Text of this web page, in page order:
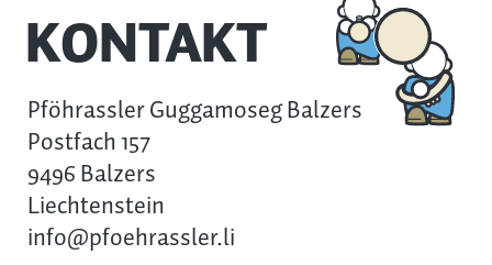
KONTAKT
Pföhrassler Guggamoseg Balzers
Postfach 157
9496 Balzers
Liechtenstein
info@pfoehrassler.li